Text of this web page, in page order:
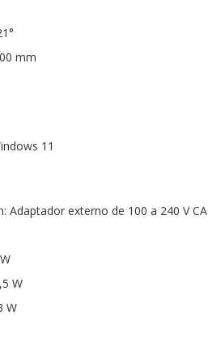
mm
11
Adaptador externo de 100 a 240 V CA
W
W